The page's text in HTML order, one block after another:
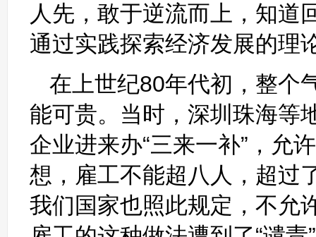
人先，敢于逆流而上，知道
通过实践探索经济发展的理
在上世纪80年代初，整个
能可贵。当时，深圳珠海等
企业进来办“三来一补”，允
想，雇工不能超八人，超过
我们国家也照此规定，不允